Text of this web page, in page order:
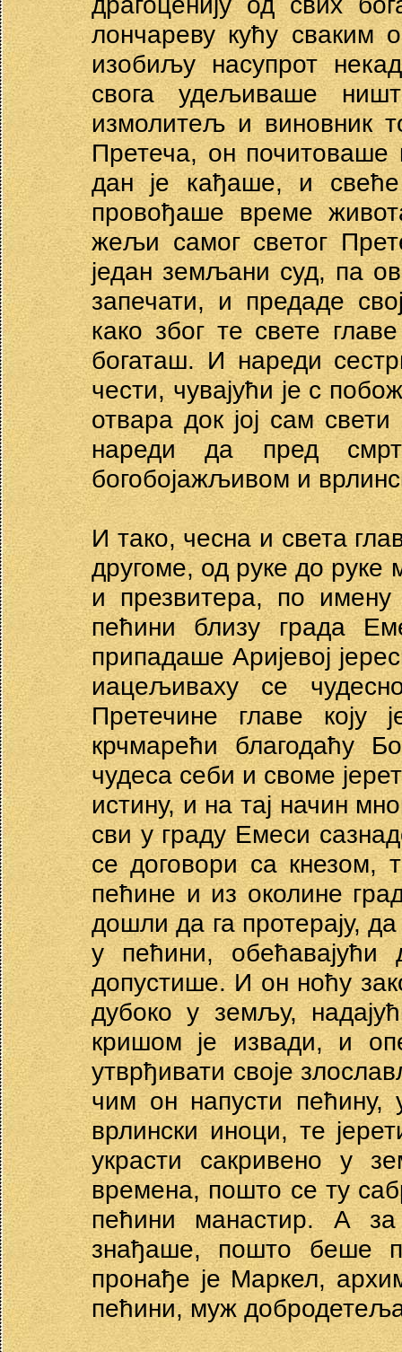
лончареву кућу
изобиљу насупрот
свога удељиваше
измолитељ и виновник
Претеча, он почитоваше
дан је кађаше, и
провођаше време
жељи самог светог
један земљани суд, па
запечати, и предаде
како због те свете
богаташ. И нареди
чести, чувајући је с
отвара док јој сам
нареди да пред
богобојажљивом и
И тако, чесна и света
другоме, од руке до руке
и презвитера, по имену
пећини близу града
припадаше Аријевој
иацељиваху се
Претечине главе коју
крчмарећи благодаћу
чудеса себи и своме
истину, и на тај начин
сви у граду Емеси
се договори са кнезом,
пећине и из околине
дошли да га протерају,
у пећини,
допустише. И он ноћу
дубоко у земљу,
кришом је извади, и
утврђивати своје
чим он напусти
врлински иноци, те
украсти сакривено у
времена, пошто се ту
пећини манастир. А
знађаше, пошто беше
пронађе је Маркел,
пећини, муж